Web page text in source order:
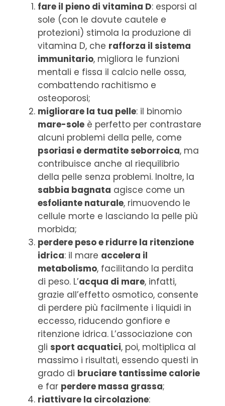
fare il pieno di vitamina D: esporsi al
sole (con le dovute cautele e
protezioni) stimola la produzione di
vitamina D, che rafforza il sistema
immunitario, migliora le funzioni
mentali e fissa il calcio nelle ossa,
combattendo rachitismo e
osteoporosi;
migliorare la tua pelle: il binomio
mare-soleè perfetto per contrastare
alcuni problemi della pelle, come
psoriasi e dermatite seborroica, ma
contribuisce anche al riequilibrio
della pelle senza problemi. Inoltre, la
sabbia bagnata agisce come un
esfoliante naturale, rimuovendo le
cellule morte e lasciando la pelle più
morbida;
perdere peso e ridurre la ritenzione
idrica: il mare accelera il
metabolismo, facilitando la perdita
di peso. L’acqua di mare, infatti,
grazie all’effetto osmotico, consente
di perdere più facilmente i liquidi in
eccesso, riducendo gonfiore e
ritenzione idrica. L’associazione con
gli sport acquatici, poi, moltiplica al
massimo i risultati, essendo questi in
grado di bruciare tantissime calorie
e far perdere massa grassa;
riattivare la circolazione: